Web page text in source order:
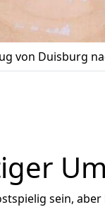
von Duisburg
sein,